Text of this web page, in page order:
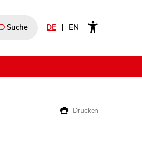
Suche DE EN
Drucken